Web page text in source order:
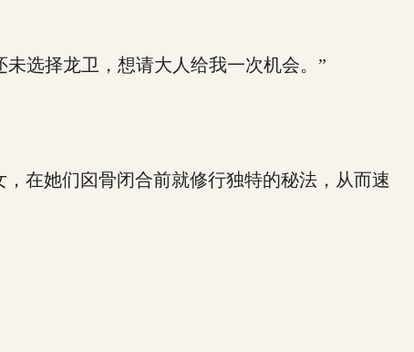
选择龙卫，想请大人给我一次机会。”
在她们囟骨闭合前就修行独特的秘法，从而速